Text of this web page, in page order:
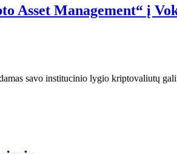
Asset Management“ į
savo institucinio lygio kriptovaliutų